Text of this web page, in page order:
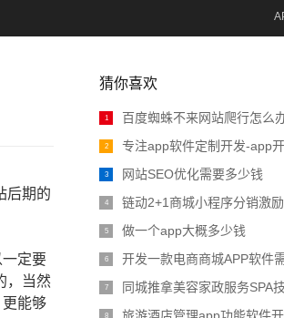
后期的
定要
，当然
能够
猜你喜欢
1 百度蜘蛛不来网站爬行怎么
2 专注app软件定制开发-app
3 网站SEO优化需要多少钱
4 链动2+1商城小程序分销激励系
5 做一个app大概多少钱
6 开发一款电商商城APP软件
7 同城推拿美容家政服务SPA技
8